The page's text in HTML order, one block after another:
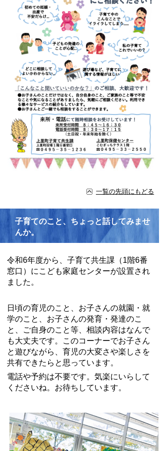
一覧の先頭にもどる
子育てのこと、ちょっと話してみませ
んか。
令和6年度から、子育て共生課（1階6番
窓口）にこども家庭センターが設置され
ました。
日頃の育児のこと、お子さんの就園・就
学のこと、お子さんの発育・発達のこ
と、ご自身のこと等、相談内容はなんで
も大丈夫です。このコーナーでお子さん
と遊びながら、育児の大変さや楽しさを
共有できたらと思っています。
電話や予約は不要です。気楽にいらして
くださいね。お待ちしています。